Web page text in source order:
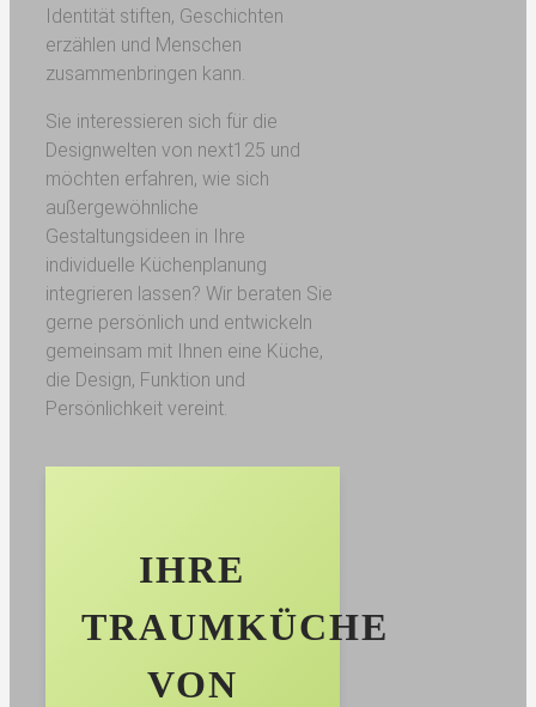
Identität stiften, Geschichten
erzählen und Menschen
zusammenbringen kann.
Sie interessieren sich für die
Designwelten von next125 und
möchten erfahren, wie sich
außergewöhnliche
Gestaltungsideen in Ihre
individuelle Küchenplanung
integrieren lassen? Wir beraten Sie
gerne persönlich und entwickeln
gemeinsam mit Ihnen eine Küche,
die Design, Funktion und
Persönlichkeit vereint.
IHRE
TRAUMKÜCHE
VON